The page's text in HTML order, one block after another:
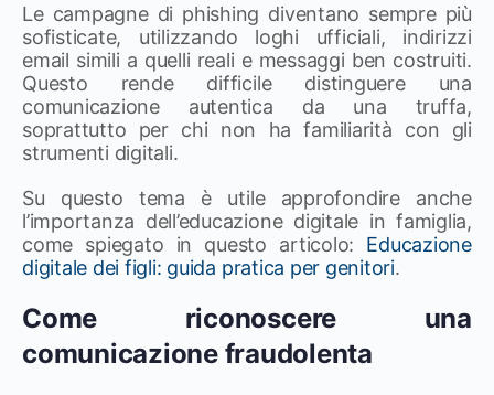
Le campagne di phishing diventano sempre più
sofisticate, utilizzando loghi ufficiali, indirizzi
email simili a quelli reali e messaggi ben costruiti.
Questo rende difficile distinguere una
comunicazione autentica da una truffa,
soprattutto per chi non ha familiarità con gli
strumenti digitali.
Su questo tema è utile approfondire anche
l’importanza dell’educazione digitale in famiglia,
come spiegato in questo articolo: Educazione
digitale dei figli: guida pratica per genitori.
Come riconoscere una
comunicazione fraudolenta